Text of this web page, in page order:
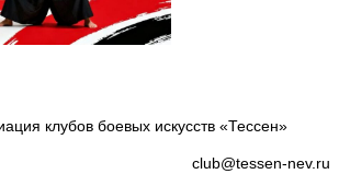
клубов боевых искусств «Тессен»
club@tessen-nev.ru